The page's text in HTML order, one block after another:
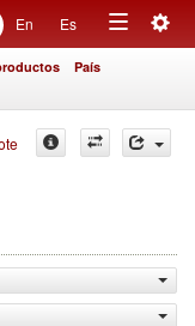
En Es
Toggle
País